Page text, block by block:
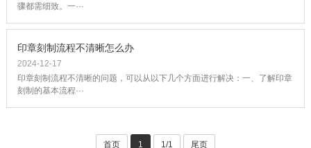
骤都需细致。一···
印章刻制流程不清晰怎么办
2024-12-17
印章刻制流程不清晰的问题，可以从以下几个方面进行解决：一、了解印章
刻制的基本流程···
首页 1 1/1 尾页